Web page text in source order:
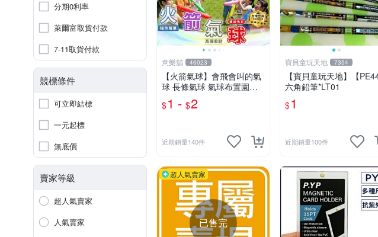
分期0利率
萊爾富取貨付款
7-11取貨付款
競標條件
可立即結標
一元起標
無底價
賣家等級
超人氣賣家
人氣賣家
意樂舖 46023
【火箭氣球】會飛會叫的氣
球 長條氣球 氣球布置園遊
會氣球 生日派對氣球 彩色
氣球☆意樂鋪☆
$1 - $2
近期銷量140件
寶貝童玩天地 7354
【寶貝童玩天地】【PE44
六角鉛筆*LT01
$1
近期銷量100件
超人氣賣家
已售完